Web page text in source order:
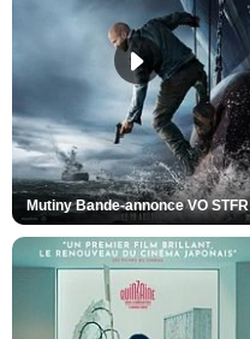
Mutiny Bande-annonce VO STFR